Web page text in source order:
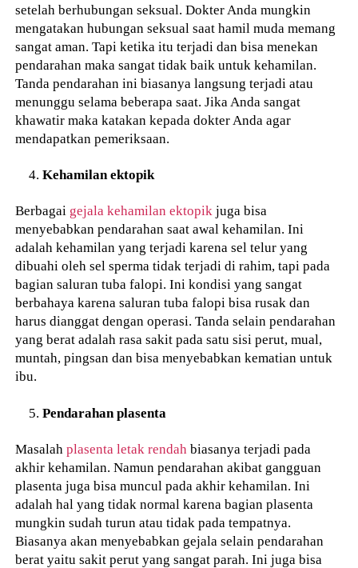
setelah berhubungan seksual. Dokter Anda mungkin
mengatakan hubungan seksual saat hamil muda memang
sangat aman. Tapi ketika itu terjadi dan bisa menekan
pendarahan maka sangat tidak baik untuk kehamilan.
Tanda pendarahan ini biasanya langsung terjadi atau
menunggu selama beberapa saat. Jika Anda sangat
khawatir maka katakan kepada dokter Anda agar
mendapatkan pemeriksaan.
Kehamilan ektopik
Berbagai gejala kehamilan ektopik juga bisa
menyebabkan pendarahan saat awal kehamilan. Ini
adalah kehamilan yang terjadi karena sel telur yang
dibuahi oleh sel sperma tidak terjadi di rahim, tapi pada
bagian saluran tuba falopi. Ini kondisi yang sangat
berbahaya karena saluran tuba falopi bisa rusak dan
harus dianggat dengan operasi. Tanda selain pendarahan
yang berat adalah rasa sakit pada satu sisi perut, mual,
muntah, pingsan dan bisa menyebabkan kematian untuk
ibu.
Pendarahan plasenta
Masalahplasenta letak rendah biasanya terjadi pada
akhir kehamilan. Namun pendarahan akibat gangguan
plasenta juga bisa muncul pada akhir kehamilan. Ini
adalah hal yang tidak normal karena bagian plasenta
mungkin sudah turun atau tidak pada tempatnya.
Biasanya akan menyebabkan gejala selain pendarahan
berat yaitu sakit perut yang sangat parah. Ini juga bisa